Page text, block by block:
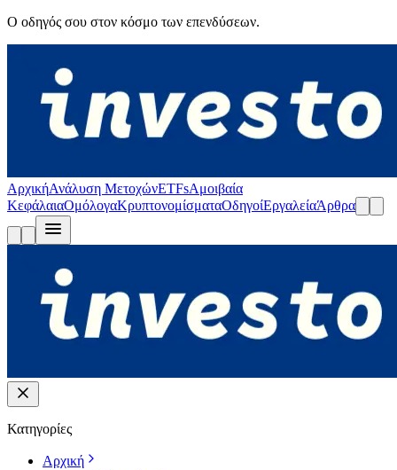
Ο οδηγός σου στον κόσμο των επενδύσεων.
ΑρχικήΑνάλυση ΜετοχώνETFsΑμοιβαία
ΚεφάλαιαΟμόλογαΚρυπτονομίσματαΟδηγοίΕργαλείαΆρθρα
Κατηγορίες
Αρχική